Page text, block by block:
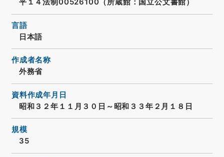
平１４法制00526100（所蔵館：国立公文書館）
言語
日本語
作成者名称
外務省
資料作成年月日
昭和３２年１１月３０日～昭和３３年２月１８日
規模
35